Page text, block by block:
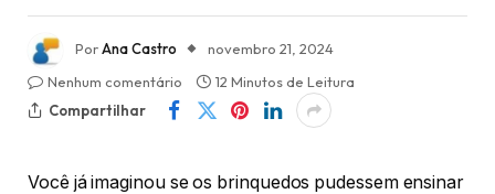
PorAna Castro
novembro 21, 2024
Nenhum comentário
12 Minutos de Leitura
Compartilhar
Você já imaginou se os brinquedos pudessem ensinar